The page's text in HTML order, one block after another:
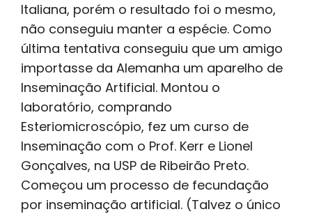
Italiana, porém o resultado foi o mesmo,
não conseguiu manter a espécie. Como
última tentativa conseguiu que um amigo
importasse da Alemanha um aparelho de
Inseminação Artificial. Montou o
laboratório, comprando
Esteriomicroscópio, fez um curso de
Inseminação com o Prof. Kerr e Lionel
Gonçalves, na USP de Ribeirão Preto.
Começou um processo de fecundação
por inseminação artificial. (Talvez o único